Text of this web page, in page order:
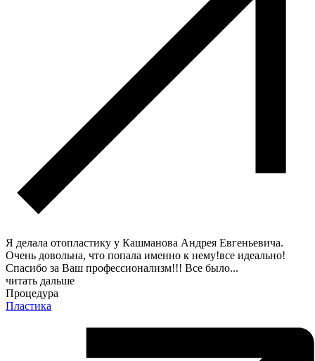
Я делала отопластику у Кашманова Андрея Евгеньевича.
Очень довольна, что попала именно к нему!все идеально!
Спасибо за Ваш профессионализм!!! Все было...
читать дальше
Процедура
Пластика